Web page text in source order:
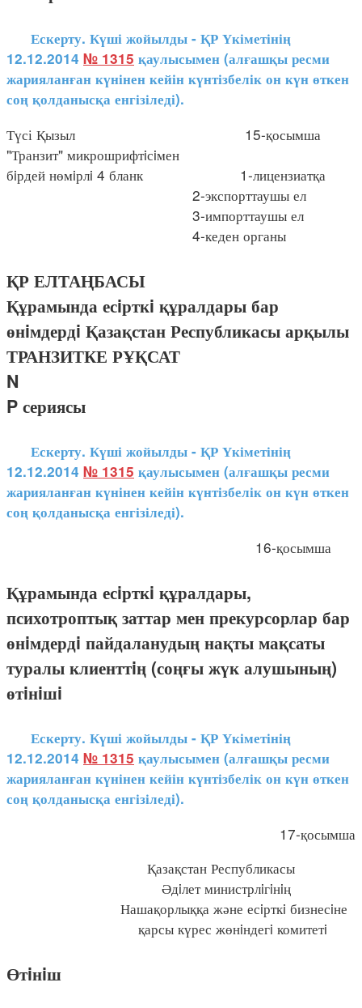
Ескерту. Күші жойылды - ҚР Үкіметінің
12.12.2014 № 1315 қаулысымен (алғашқы ресми
жарияланған күнінен кейін күнтізбелік он күн өткен
соң қолданысқа енгізіледі).
Түсі Қызыл 15-қосымша
"Транзит" микрошрифтiсiмен
бiрдей нөмiрлi 4 бланк 1-лицензиатқа
2-экспорттаушы ел
3-импорттаушы ел
4-кеден органы
ҚР ЕЛТАҢБАСЫ
Құрамында есiрткi құралдары бар
өнiмдердi Қазақстан Республикасы арқылы
ТРАНЗИТКЕ РҰҚСАТ
N
P сериясы
Ескерту. Күші жойылды - ҚР Үкіметінің
12.12.2014 № 1315 қаулысымен (алғашқы ресми
жарияланған күнінен кейін күнтізбелік он күн өткен
соң қолданысқа енгізіледі).
16-қосымша
Құрамында есiрткi құралдары,
психотроптық заттар мен прекурсорлар бар
өнiмдердi пайдаланудың нақты мақсаты
туралы клиенттiң (соңғы жүк алушының)
өтiнiшi
Ескерту. Күші жойылды - ҚР Үкіметінің
12.12.2014 № 1315 қаулысымен (алғашқы ресми
жарияланған күнінен кейін күнтізбелік он күн өткен
соң қолданысқа енгізіледі).
17-қосымша
Қазақстан Республикасы
Әдiлет министрлiгiнiң
Нашақорлыққа және есiрткi бизнесiне
қарсы күрес жөнiндегi комитетi
Өтiнiш